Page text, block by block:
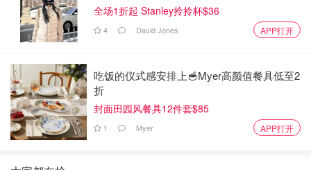
全场1折起 Stanley拎拎杯$36
4 David Jones APP打开
吃饭的仪式感安排上🥣Myer高颜值餐具低至2
折
封面田园风餐具12件套$85
1 Myer APP打开